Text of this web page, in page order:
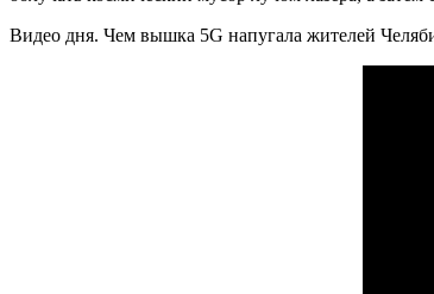
Видео дня. Чем вышка 5G напугала жителей